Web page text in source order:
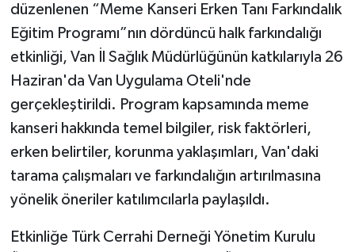
düzenlenen “Meme Kanseri Erken Tanı Farkındalık
Eğitim Programı”nın dördüncü halk farkındalığı
etkinliği, Van İl Sağlık Müdürlüğünün katkılarıyla 26
Haziran'da Van Uygulama Oteli'nde
gerçekleştirildi. Program kapsamında meme
kanseri hakkında temel bilgiler, risk faktörleri,
erken belirtiler, korunma yaklaşımları, Van'daki
tarama çalışmaları ve farkındalığın artırılmasına
yönelik öneriler katılımcılarla paylaşıldı.
Etkinliğe Türk Cerrahi Derneği Yönetim Kurulu